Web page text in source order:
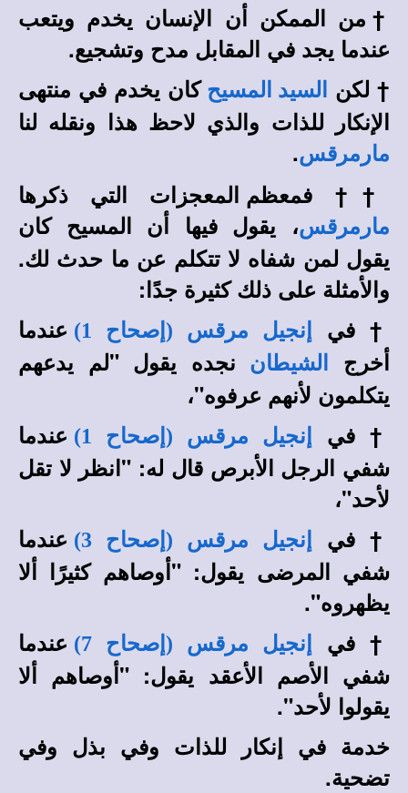
† من الممكن أن الإنسان يخدم ويتعب
عندما يجد في المقابل مدح وتشجيع.
†لكن السيد المسيح كان يخدم في منتهى
الإنكار للذات والذي لاحظ هذا ونقله لنا
مارمرقس.
†† فمعظم المعجزات التي ذكرها
مارمرقس، يقول فيها أن المسيح كان
يقول لمن شفاه لا تتكلم عن ما حدث لك.
والأمثلة على ذلك كثيرة جدًا:
† في إنجيل مرقس (إصحاح 1)
عندما
أخرج
الشيطان
نجده يقول "لم يدعهم
يتكلمون لأنهم عرفوه"،
† في إنجيل مرقس (إصحاح 1)
عندما
شفي الرجل الأبرص قال له: "انظر لا تقل
لأحد"،
† في إنجيل مرقس (إصحاح 3)
عندما
شفي المرضى يقول: "أوصاهم كثيرًا ألا
يظهروه".
† في إنجيل مرقس (إصحاح 7)
عندما
شفي الأصم الأعقد يقول: "أوصاهم ألا
يقولوا لأحد".
خدمة في إنكار للذات وفي بذل وفي
تضحية.